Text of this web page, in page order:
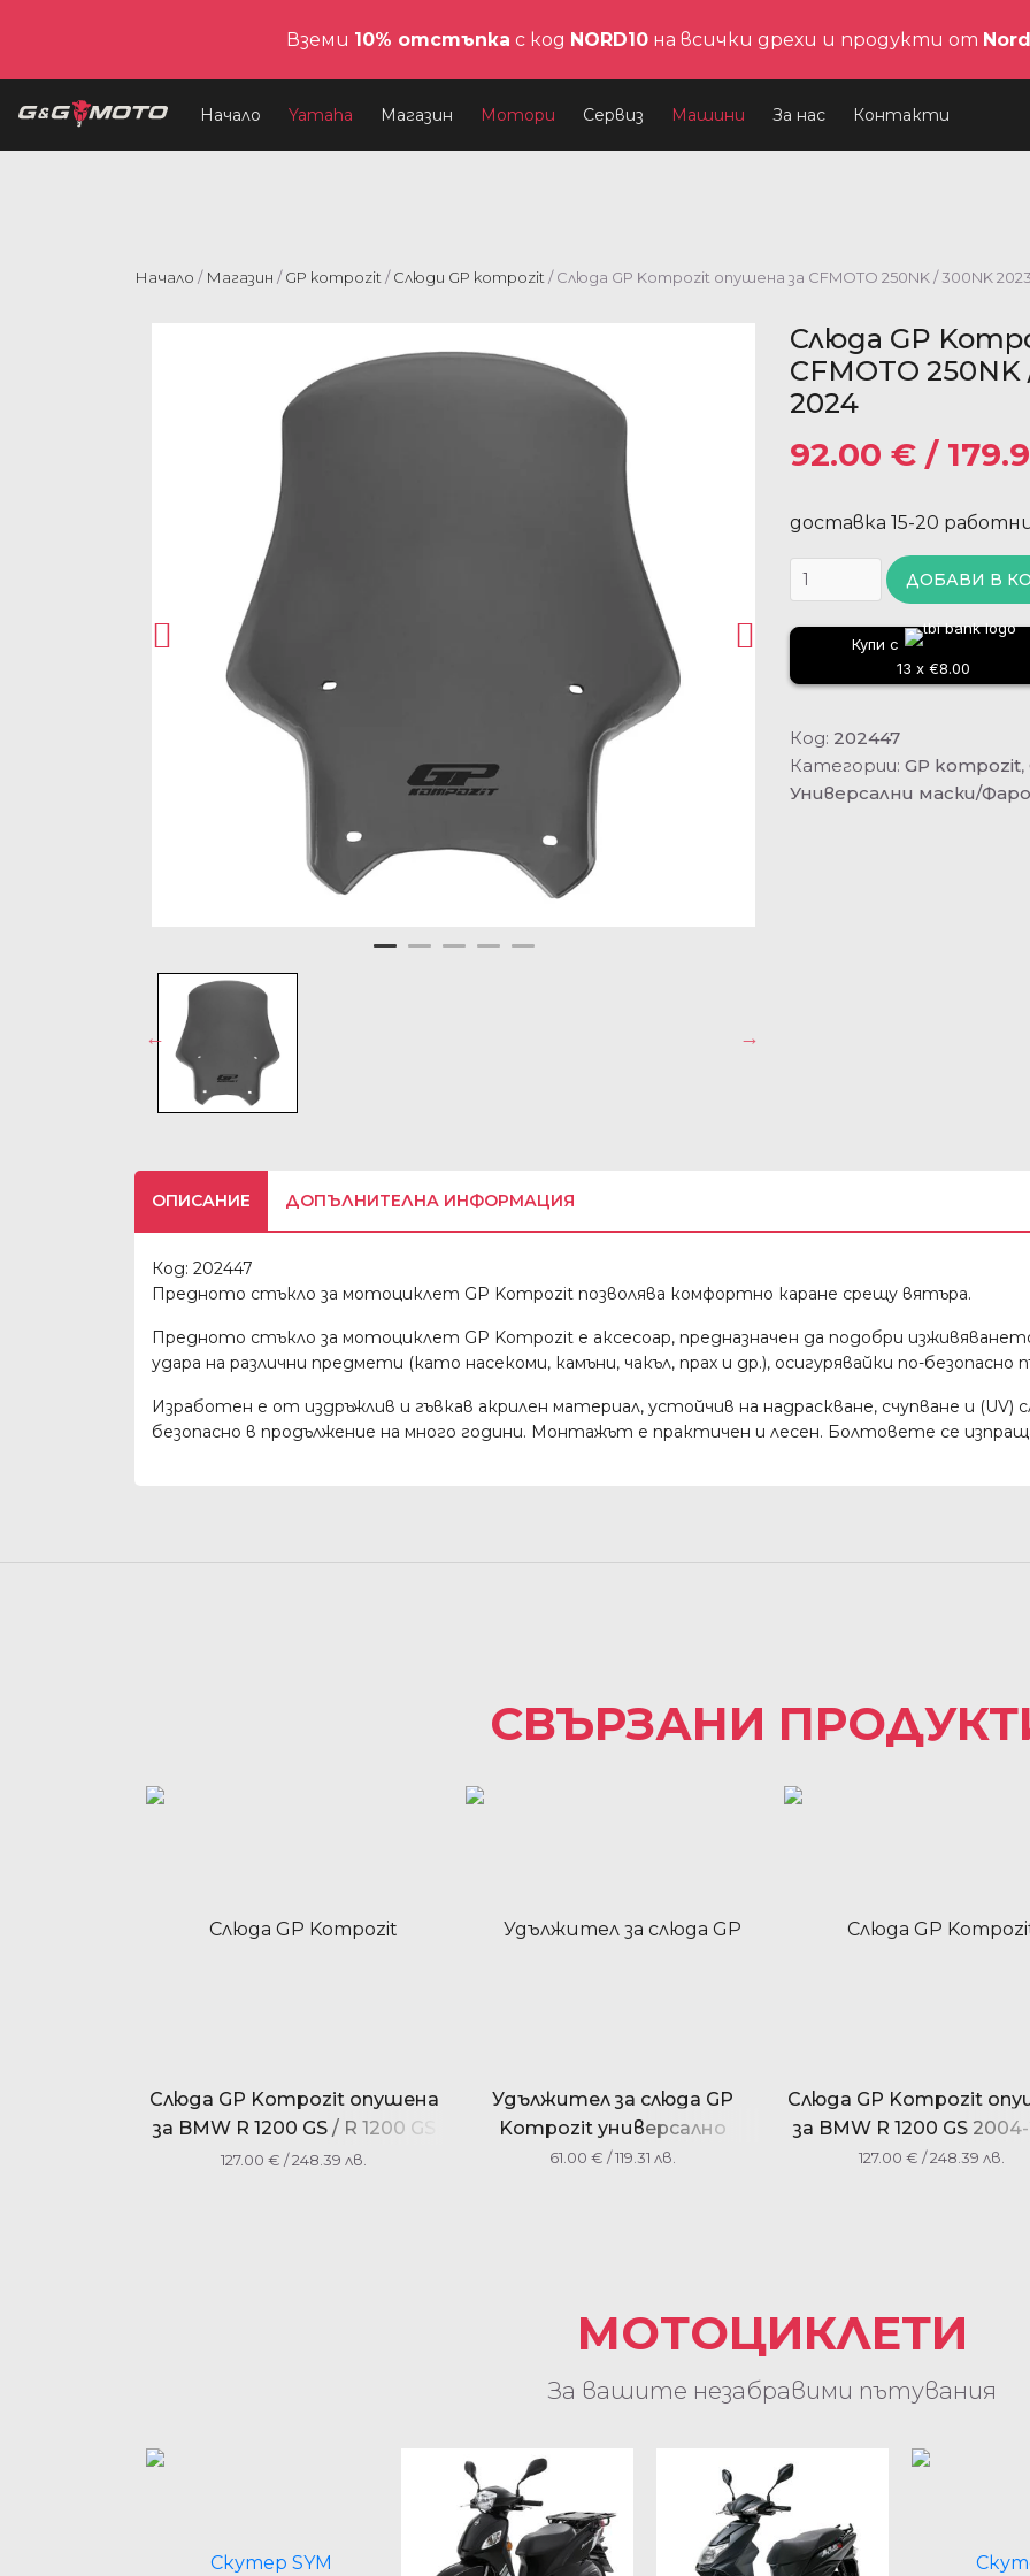
Начало Yamaha Магазин Мотори Сервиз Машини За нас Контакти
Начало / Магазин /GP kompozit /Слюди GP kompozit / Слюда GP Kompozit опушена за CFMOTO 250NK / 300NK
Слюда GP
CFMOTO
2024
92.00 € /
доставка 15-20
ДОБАВИ В
Купи с
13 x €8.00
Код: 202447
Категории: GP kompozit,
Универсални маски/
ОПИСАНИЕ ДОПЪЛНИТЕЛНА ИНФОРМАЦИЯ
Код: 202447
Предното стъкло за мотоциклет GP Kompozit позволява комфортно каране срещу вятъра.
Предното стъкло за мотоциклет GP Kompozit е аксесоар, предназначен да подобри
удара на различни предмети (като насекоми, камъни, чакъл, прах и др.), осигурявайки по-безопасно
Изработен е от издръжлив и гъвкав акрилен материал, устойчив на надраскване, счупване и (UV)
безопасно в продължение на много години. Монтажът е практичен и лесен. Болтовете се
СВЪРЗАНИ
Слюда GP Kompozit опушена
за BMW R 1200 GS / R 1200 GS
ADV 2004-2012
127.00€ / 248.39 лв.
Удължител за слюда GP
Kompozit универсално
61.00€ / 119.31 лв.
Слюда GP Kompozit
за BMW R 1200 GS
127.00€ / 248.39 лв.
МОТОЦИКЛЕТИ
За вашите незабравими пътувания
Вземи 10% отстъпка с код NORD10на всички дрехи и продукти от